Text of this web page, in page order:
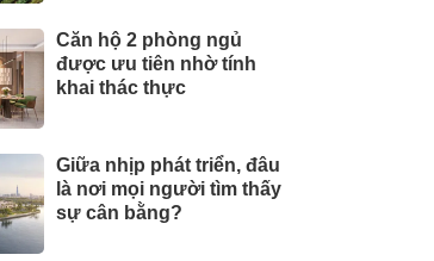
Căn hộ 2 phòng ngủ
được ưu tiên nhờ tính
khai thác thực
Giữa nhịp phát triển, đâu
là nơi mọi người tìm thấy
sự cân bằng?